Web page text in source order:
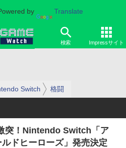
by Translate
検索 Impressサイト
Switch 格闘
突！Nintendo Switch「ア
ドヒーローズ」発売決定